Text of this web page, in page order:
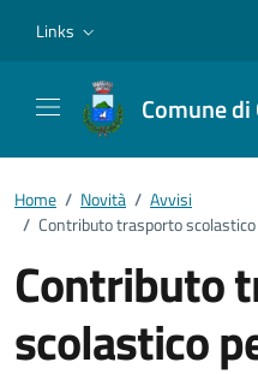
Links
Comune
Home / Novità / Avvisi
/ Contributo trasporto
Contributo
scolastico